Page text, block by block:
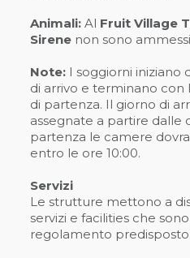
Animali: Al Fruit Village
Sirene non sono
Note: I soggiorni iniziano
di arrivo e terminano con
di partenza. Il giorno di
assegnate a partire dalle
partenza le camere
entro le ore 10:00.
Servizi
Le strutture mettono a
servizi e facilities che
regolamento